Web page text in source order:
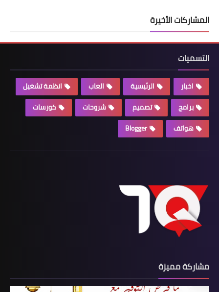
المشاركات الأخيرة
التسميات
اخبار الرئيسية العاب
انظمة تشغيل
برامج
تصميم شروحات
كورسات
هواتف
Blogger
مشاركة مميزة